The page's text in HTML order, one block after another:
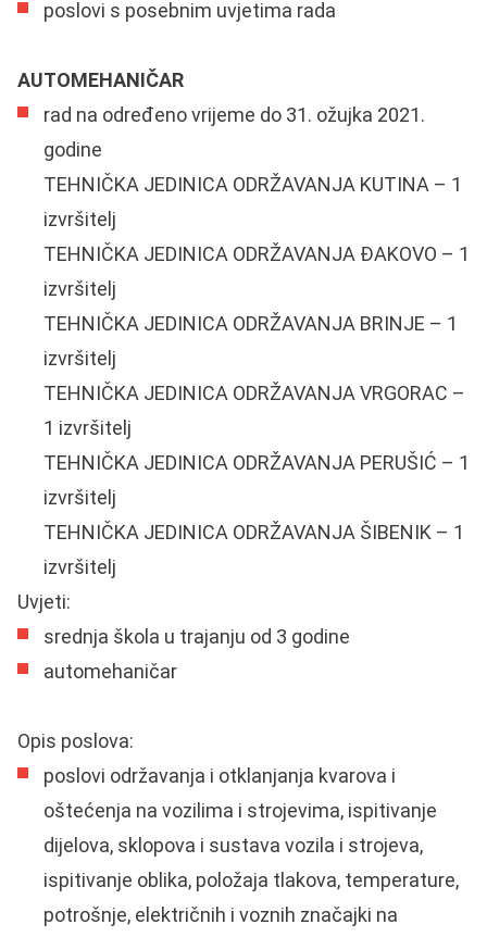
poslovi s posebnim uvjetima rada
AUTOMEHANIČAR
rad na određeno vrijeme do 31. ožujka 2021.
godine
TEHNIČKA JEDINICA ODRŽAVANJA KUTINA – 1
izvršitelj
TEHNIČKA JEDINICA ODRŽAVANJA ĐAKOVO – 1
izvršitelj
TEHNIČKA JEDINICA ODRŽAVANJA BRINJE – 1
izvršitelj
TEHNIČKA JEDINICA ODRŽAVANJA VRGORAC –
1 izvršitelj
TEHNIČKA JEDINICA ODRŽAVANJA PERUŠIĆ – 1
izvršitelj
TEHNIČKA JEDINICA ODRŽAVANJA ŠIBENIK – 1
izvršitelj
Uvjeti:
srednja škola u trajanju od 3 godine
automehaničar
Opis poslova:
poslovi održavanja i otklanjanja kvarova i
oštećenja na vozilima i strojevima, ispitivanje
dijelova, sklopova i sustava vozila i strojeva,
ispitivanje oblika, položaja tlakova, temperature,
potrošnje, električnih i voznih značajki na